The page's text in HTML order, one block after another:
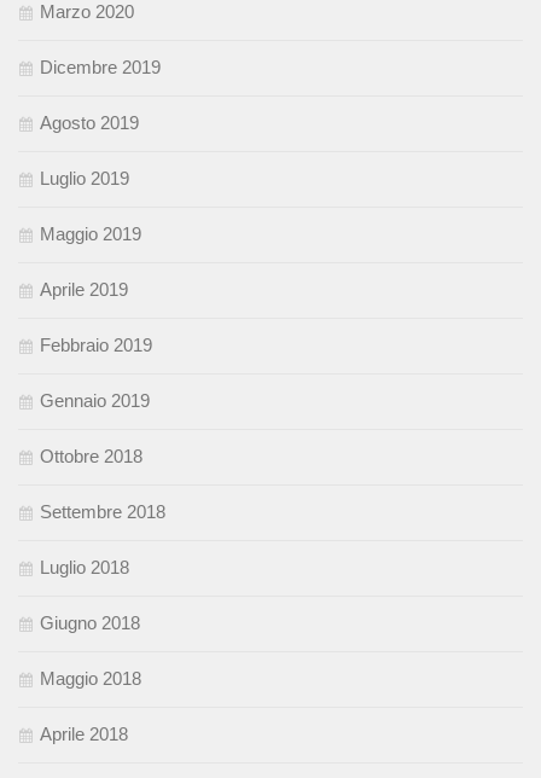
Marzo 2020
Dicembre 2019
Agosto 2019
Luglio 2019
Maggio 2019
Aprile 2019
Febbraio 2019
Gennaio 2019
Ottobre 2018
Settembre 2018
Luglio 2018
Giugno 2018
Maggio 2018
Aprile 2018